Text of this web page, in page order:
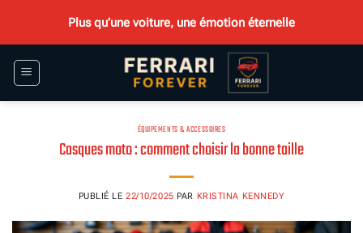
contenu
Plus qu’une voiture, une émotion éternelle
ÉQUIPEMENTS & ACCESSOIRES
Casques moto : comment choisir la bonne taille
PUBLIÉ LE22/10/2025 PAR KRISTINA KENNEDY